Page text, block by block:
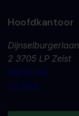
Hoofdkantoor
Dijnselburgerlaan
2 3705 LP Zeist
Bekijk alle
locaties